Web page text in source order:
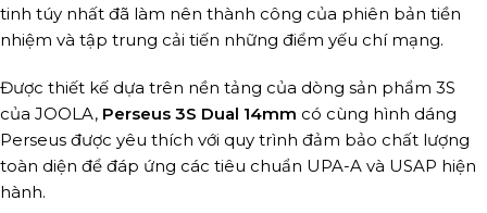
tinh túy nhất đã làm nên thành công của phiên bản tiền
nhiệm và tập trung cải tiến những điểm yếu chí mạng.
Được thiết kế dựa trên nền tảng của dòng sản phẩm 3S
của JOOLA, Perseus 3S Dual 14mm có cùng hình dáng
Perseus được yêu thích với quy trình đảm bảo chất lượng
toàn diện để đáp ứng các tiêu chuẩn UPA-A và USAP hiện
hành.